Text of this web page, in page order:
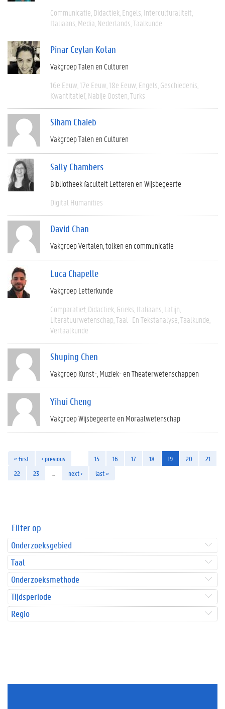
Communicatie Didactiek Engels Interculturaliteit
Italiaans Media Nederlands Taalkunde
Pinar Ceylan Kotan
Vakgroep Talen en Culturen
16e Eeuw 17e Eeuw 18e Eeuw Engels Geschiedenis
Kwantitatief Nabije Oosten Turks
Siham Chaieb
Vakgroep Talen en Culturen
Sally Chambers
Bibliotheek faculteit Letteren en Wijsbegeerte
Digital Humanities
David Chan
Vakgroep Vertalen, tolken en communicatie
Luca Chapelle
Vakgroep Letterkunde
Comparatief Didactiek Grieks Italiaans Latijn
Literatuurwetenschap Taal- En Tekstanalyse Taalkunde
Vertaalkunde
Shuping Chen
Vakgroep Kunst-, Muziek- en Theaterwetenschappen
Yihui Cheng
Vakgroep Wijsbegeerte en Moraalwetenschap
« first ‹ previous 15 16 17 18 19 20
21
22
23 next › last »
Filter op
Onderzoeksgebied
Taal
Onderzoeksmethode
Tijdsperiode
Regio